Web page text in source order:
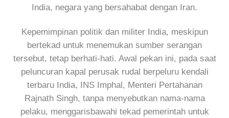
India, negara yang bersahabat dengan Iran.
Kepemimpinan politik dan militer India, meskipun
bertekad untuk menemukan sumber serangan
tersebut, tetap berhati-hati. Awal pekan ini, pada saat
peluncuran kapal perusak rudal berpeluru kendali
terbaru India, INS Imphal, Menteri Pertahanan
Rajnath Singh, tanpa menyebutkan nama-nama
pelaku, menggarisbawahi tekad pemerintah untuk